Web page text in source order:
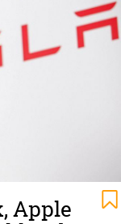
Apple